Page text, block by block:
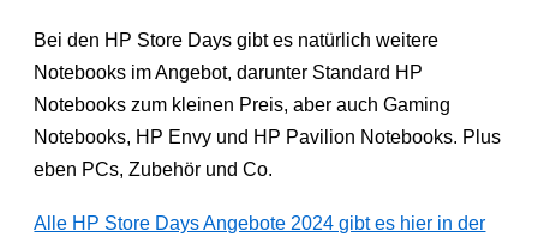
Bei den HP Store Days gibt es natürlich weitere
Notebooks im Angebot, darunter Standard HP
Notebooks zum kleinen Preis, aber auch Gaming
Notebooks, HP Envy und HP Pavilion Notebooks. Plus
eben PCs, Zubehör und Co.
Alle HP Store Days Angebote 2024 gibt es hier in der